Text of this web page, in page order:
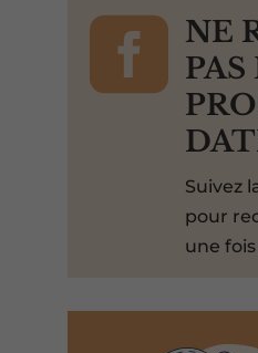

NE
PAS
Suivez
pour
une